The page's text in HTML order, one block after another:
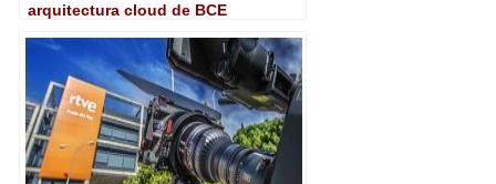
arquitectura cloud de BCE